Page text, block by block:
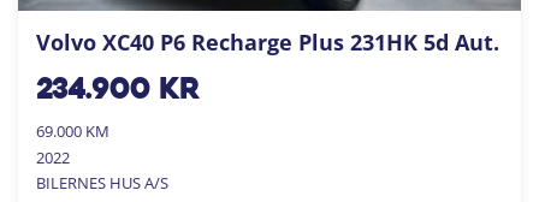
Volvo XC40 P6 Recharge Plus 231HK 5d Aut.
234.900kr
69.000 KM
2022
BILERNES HUS A/S